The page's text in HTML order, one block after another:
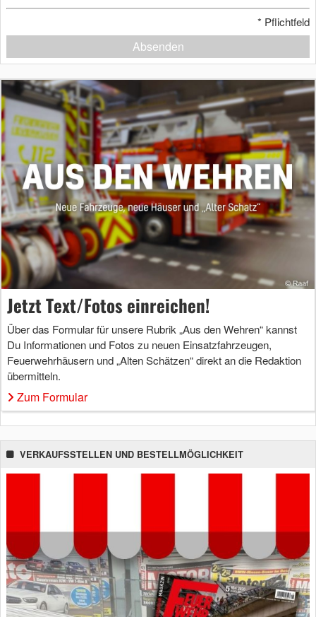
* Pflichtfeld
Absenden
Jetzt Text/Fotos einreichen!
Über das Formular für unsere Rubrik „Aus den Wehren“ kannst
Du Informationen und Fotos zu neuen Einsatzfahrzeugen,
Feuerwehrhäusern und „Alten Schätzen“ direkt an die Redaktion
übermitteln.
Zum Formular
VERKAUFSSTELLEN UND BESTELLMÖGLICHKEIT